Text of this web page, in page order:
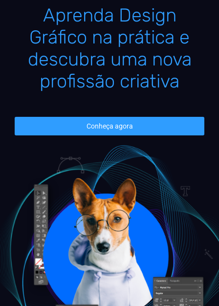
Aprenda Design
Gráfico na prática e
descubra uma nova
profissão criativa
Conheça agora